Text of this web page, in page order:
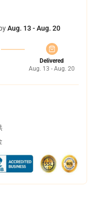
Aug. 13 - Aug. 20
Delivered
Aug. 13 - Aug. 20